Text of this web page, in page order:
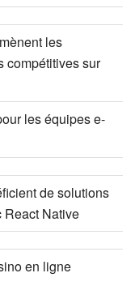
les
compétitives sur
les équipes e-
de solutions
React Native
en ligne